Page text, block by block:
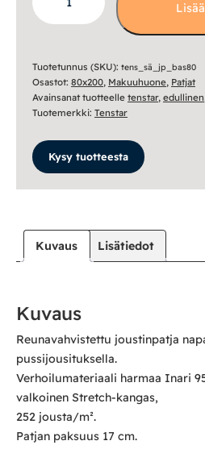
joustinpatja
80x200
Tuotetunnus (SKU): tens_sä_jp_bas80
Osastot: 80x200, Makuuhuone, Patjat
Avainsanat tuotteelle tenstar, edullinen
Tuotemerkki: Tenstar
Kysy tuotteesta
Kuvaus Lisätiedot
Kuvaus
Reunavahvistettu joustinpatja
pussijousituksella.
Verhoilumateriaali harmaa Inari
valkoinen Stretch-kangas,
252 jousta/m².
Patjan paksuus 17 cm.